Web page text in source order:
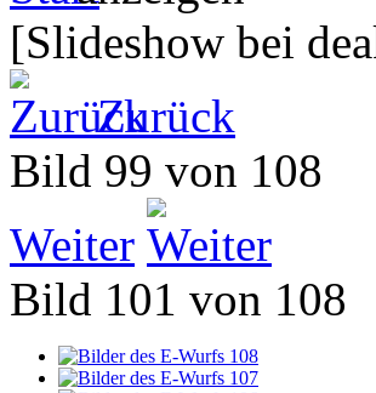
[Slideshow bei
Zurück
Bild 99 von 108
Weiter
Bild 101 von 108